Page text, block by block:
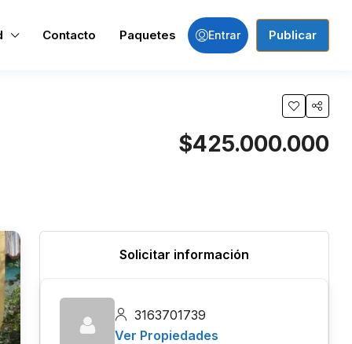
Contacto Paquetes Entrar Publicar
$425.000.000
Solicitar información
3163701739
Ver Propiedades